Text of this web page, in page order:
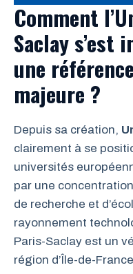
Comment
Saclay s’est
une
majeure ?
Depuis sa création,
clairement à se
universités
par une
de recherche et
rayonnement
Paris-Saclay est un
région d’Île-de-